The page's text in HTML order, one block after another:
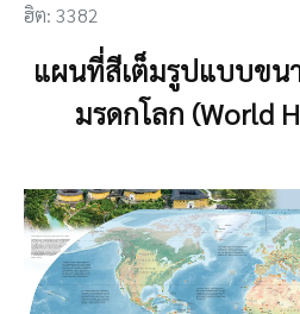
ฮิต: 3382
แผนที่สีเต็มรูปแบบขน
มรดกโลก (World